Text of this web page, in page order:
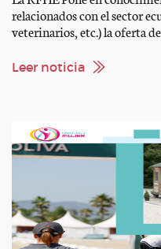
relacionados con el sector
veterinarios, etc.) la oferta
programa Autónomo 5.0,
Leer noticia